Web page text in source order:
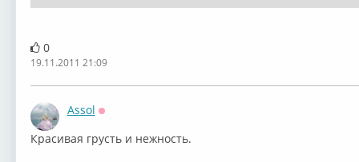
0
19.11.2011 21:09
Assol
Красивая грусть и нежность.